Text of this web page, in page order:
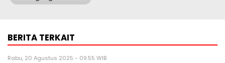
BERITA TERKAIT
Rabu, 20 Agustus 2025 - 09:55 WIB